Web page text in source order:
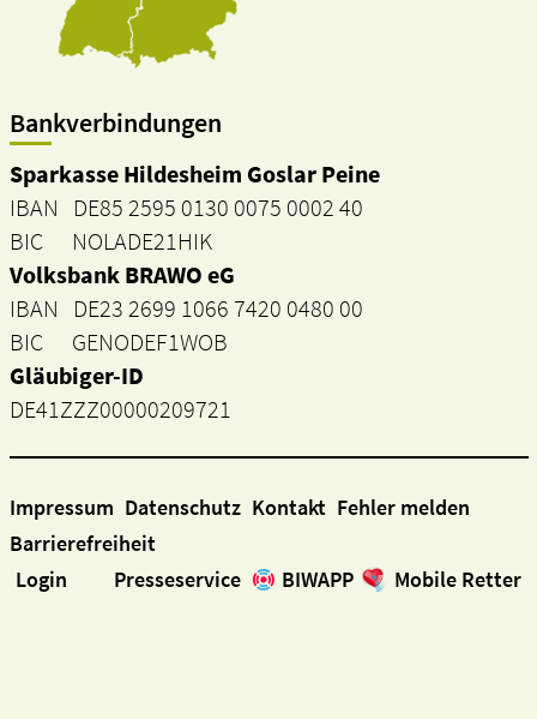
Bankverbindungen
Sparkasse Hildesheim Goslar Peine
IBAN DE85 2595 0130 0075 0002 40
BIC NOLADE21HIK
Volksbank BRAWO eG
IBAN DE23 2699 1066 7420 0480 00
BIC GENODEF1WOB
Gläubiger-ID
DE41ZZZ00000209721
Impressum Datenschutz Kontakt Fehler melden
Barrierefreiheit
Login
Presseservice BIWAPP Mobile Retter